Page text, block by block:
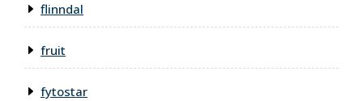
flinndal
fruit
fytostar